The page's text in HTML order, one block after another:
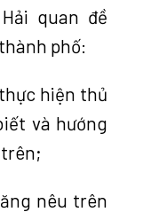
quan đề
phố:
hiện thủ
và hướng
nêu trên